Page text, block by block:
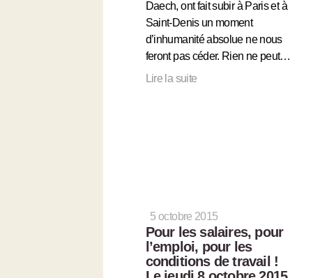
Daech, ont fait subir à Paris et à
Saint-Denis un moment
d’inhumanité absolue ne nous
feront pas céder. Rien ne peut…
Lire la suite
5 octobre 2015
Pour les salaires, pour
l’emploi, pour les
conditions de travail !